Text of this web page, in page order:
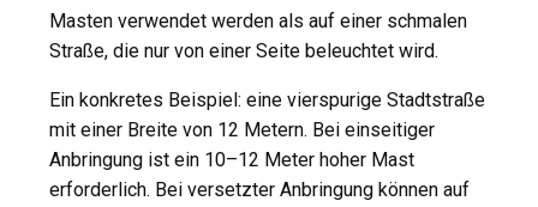
Masten verwendet werden als auf einer schmalen
Straße, die nur von einer Seite beleuchtet wird.
Ein konkretes Beispiel: eine vierspurige Stadtstraße
mit einer Breite von 12 Metern. Bei einseitiger
Anbringung ist ein 10–12 Meter hoher Mast
erforderlich. Bei versetzter Anbringung können auf